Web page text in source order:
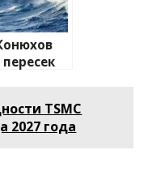
лодке
TSMC
2027 года